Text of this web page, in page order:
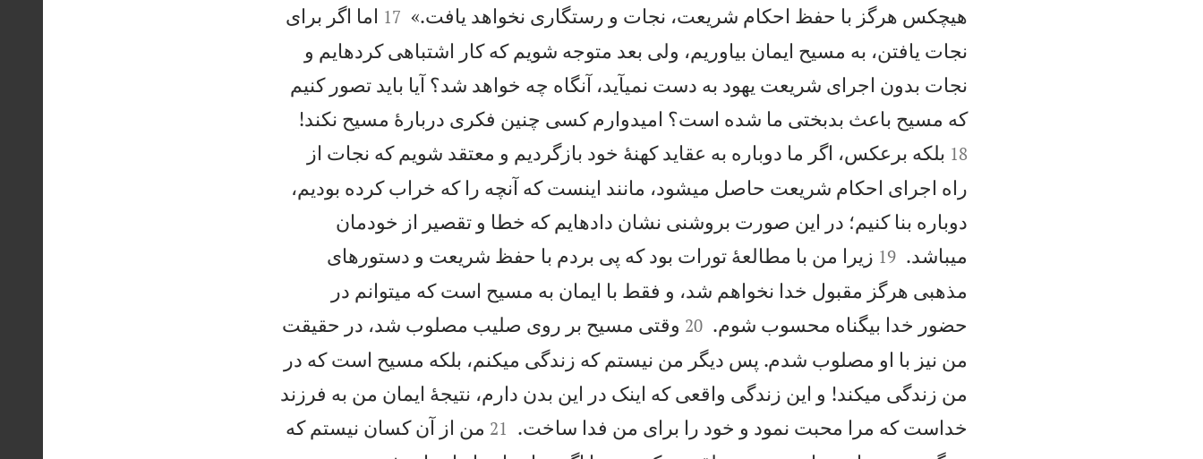
هيچكس هرگز با حفظ احكام شريعت، نجات و رستگاری نخواهد يافت.»

17 اما اگر برای
نجات يافتن، به مسيح ايمان بياوريم، ولی بعد متوجه شويم كه كار اشتباهی كردهايم و
نجات بدون اجرای شريعت يهود به دست نمیآيد، آنگاه چه خواهد شد؟ آيا بايد تصور كنيم
كه مسيح باعث بدبختی ما شده است؟ اميدوارم كسی چنين فكری دربارهٔ مسيح نكند!
18 بلكه برعكس، اگر ما دوباره به عقايد كهنهٔ خود بازگرديم و معتقد شويم كه نجات از
راه اجرای احكام شريعت حاصل میشود، مانند اينست كه آنچه را كه خراب كرده بوديم،
دوباره بنا كنيم؛ در اين صورت بروشنی نشان دادهايم كه خطا و تقصير از خودمان
میباشد.

19 زيرا من با مطالعهٔ تورات بود كه پی بردم با حفظ شريعت و دستورهای
مذهبی هرگز مقبول خدا نخواهم شد، و فقط با ايمان به مسيح است كه میتوانم در
حضور خدا بیگناه محسوب شوم.

20 وقتی مسيح بر روی صليب مصلوب شد، در حقيقت
من نيز با او مصلوب شدم. پس ديگر من نيستم كه زندگی میكنم، بلكه مسيح است كه در
من زندگی میكند! و اين زندگی واقعی كه اينک در اين بدن دارم، نتيجهٔ ايمان من به فرزند
خداست كه مرا محبت نمود و خود را برای من فدا ساخت.

21 من از آن كسان نيستم كه